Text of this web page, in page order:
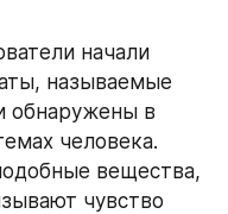
начали
называемые
обнаружены в
человека.
вещества,
чувство